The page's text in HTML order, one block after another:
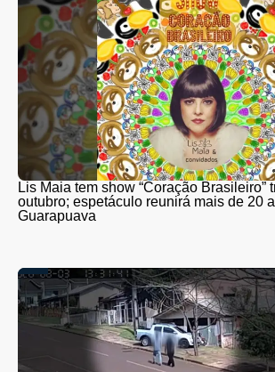
Lis Maia tem show “Coração Brasileiro”
outubro; espetáculo reunirá mais de 20
Guarapuava